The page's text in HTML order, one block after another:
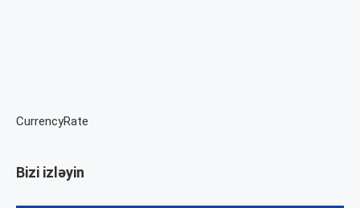
CurrencyRate
Bizi izləyin